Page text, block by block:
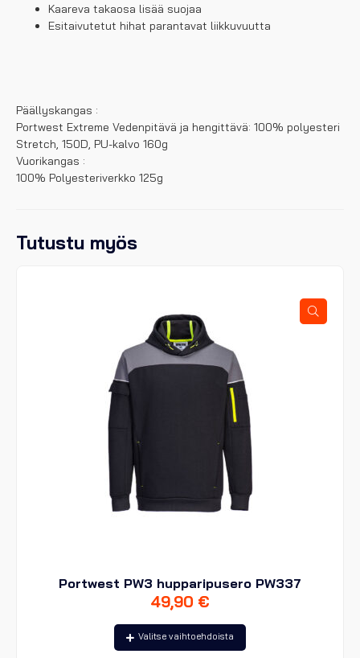
Kaareva takaosa lisää suojaa
Esitaivutetut hihat parantavat liikkuvuutta
Päällyskangas :
Portwest Extreme Vedenpitävä ja hengittävä: 100% polyesteri
Stretch, 150D, PU-kalvo 160g
Vuorikangas :
100% Polyesteriverkko 125g
Tutustu myös
Portwest PW3 hupparipusero PW337
49,90 €
Valitse vaihtoehdoista
Tällä
tuotteella